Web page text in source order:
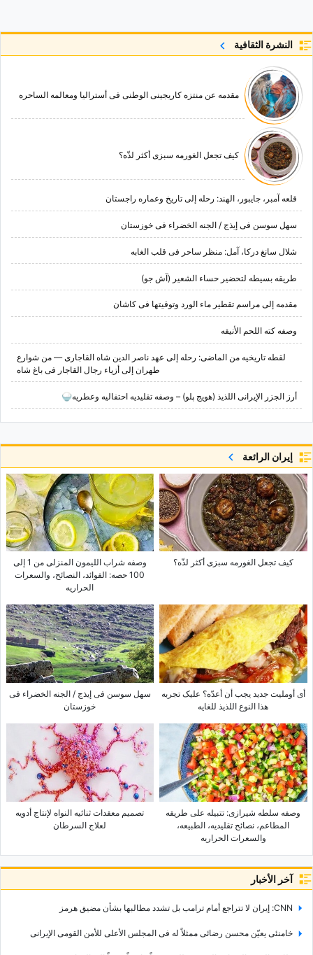
النشرة الثقافية
مقدمه عن منتزه کاریجینی الوطنی فی أسترالیا ومعالمه الساحره
کیف تجعل الغورمه سبزی أکثر لذّه؟
قلعه آمبر، جایبور، الهند: رحله إلى تاریخ وعماره راجستان
سهل سوسن فی إیذج / الجنه الخضراء فی خوزستان
شلال سانغ درکا، آمل: منظر ساحر فی قلب الغابه
طریقه بسیطه لتحضیر حساء الشعیر (آش جو)
مقدمه إلى مراسم تقطیر ماء الورد وتوقیتها فی کاشان
وصفه کته اللحم الأنیقه
لقطه تاریخیه من الماضی: رحله إلى عهد ناصر الدین شاه القاجاری — من شوارع
طهران إلى أزیاء رجال القاجار فی باغ شاه
أرز الجزر الإیرانی اللذیذ (هویج پلو) – وصفه تقلیدیه احتفالیه وعطریه🍚
إيران الرائعة
کیف تجعل الغورمه سبزی أکثر لذّه؟
وصفه شراب اللیمون المنزلی من 1 إلى
100 حصه: الفوائد، النصائح، والسعرات
الحراریه
أی أوملیت جدید یجب أن أعدّه؟ علیک تجربه
هذا النوع اللذیذ للغایه
سهل سوسن فی إیذج / الجنه الخضراء فی
خوزستان
وصفه سلطه شیرازی: تتبیله على طریقه
المطاعم، نصائح تقلیدیه، الطبیعه،
والسعرات الحراریه
تصمیم معقدات ثنائیه النواه لإنتاج أدویه
لعلاج السرطان
آخر الأخبار
CNN: إیران لا تتراجع أمام ترامب بل تشدد مطالبها بشأن مضیق هرمز
خامنئی یعیّن محسن رضائی ممثلاً له فی المجلس الأعلى للأمن القومی الإیرانی